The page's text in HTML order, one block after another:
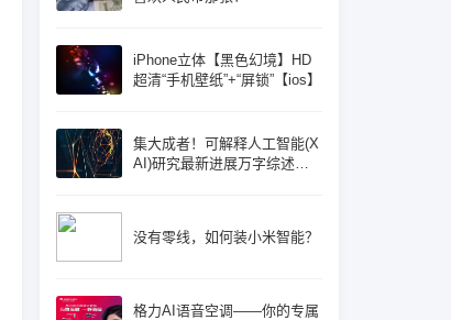
iPhone立体【黑色幻境】HD
超清“手机壁纸”+“屏锁”【ios】
集大成者！可解释人工智能(X
AI)研究最新进展万字综述论
没有零线，如何装小米智能？
格力AI语音空调——你的专属